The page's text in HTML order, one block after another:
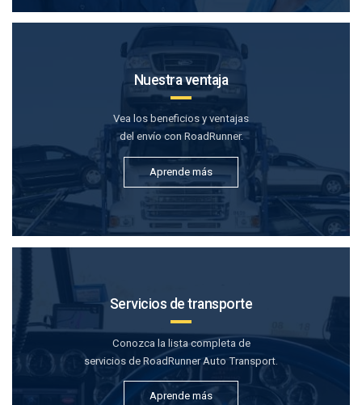
Nuestra ventaja
Vea los beneficios y ventajas
del envío con RoadRunner.
Aprende más
Servicios de transporte
Conozca la lista completa de
servicios de RoadRunner Auto Transport.
Aprende más